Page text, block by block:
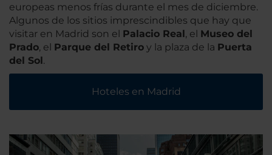
europeas menos frías durante el mes de diciembre.
Algunos de los sitios imprescindibles que hay que
visitar en Madrid son el Palacio Real, el Museo del
Prado, el Parque del Retiro y la plaza de la Puerta
del Sol.
Hoteles en Madrid